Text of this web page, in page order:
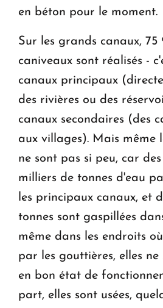
en béton pour le moment.
Sur les grands canaux, 75
caniveaux sont réalisés -
canaux principaux
des rivières ou des
canaux secondaires (des
aux villages). Mais même
ne sont pas si peu, car
milliers de tonnes d'eau
les principaux canaux, et
tonnes sont gaspillées
même dans les endroits
par les gouttières, elles
en bon état de
part, elles sont usées,